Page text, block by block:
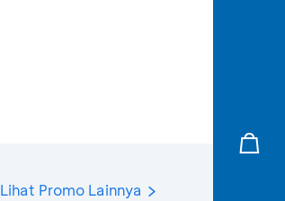
Lihat Promo Lainnya